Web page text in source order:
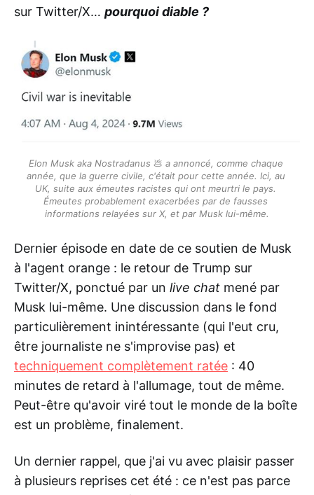
sur Twitter/X… pourquoi diable ?
Elon Musk aka Nostradanus 💩 a annoncé, comme chaque
année, que la guerre civile, c'était pour cette année. Ici, au
UK, suite aux émeutes racistes qui ont meurtri le pays.
Émeutes probablement exacerbées par de fausses
informations relayées sur X, et par Musk lui-même.
Dernier épisode en date de ce soutien de Musk
à l'agent orange : le retour de Trump sur
Twitter/X, ponctué par un live chat mené par
Musk lui-même. Une discussion dans le fond
particulièrement inintéressante (qui l'eut cru,
être journaliste ne s'improvise pas) et
techniquement complètement ratée : 40
minutes de retard à l'allumage, tout de même.
Peut-être qu'avoir viré tout le monde de la boîte
est un problème, finalement.
Un dernier rappel, que j'ai vu avec plaisir passer
à plusieurs reprises cet été : ce n'est pas parce